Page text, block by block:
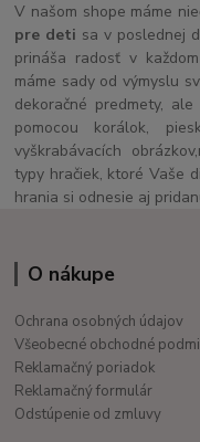
V našom shope máme
pre deti sa v poslednej
prináša radosť v
máme sady od výmyslu
dekoračné predmety,
pomocou korálok,
vyškrabávacích
typy hračiek, ktoré Vaše
hrania si odnesie aj
O nákupe
Ochrana osobných údajov
Všeobecné obchodné
Reklamačný poriadok
Reklamačný formulár
Odstúpenie od zmluvy